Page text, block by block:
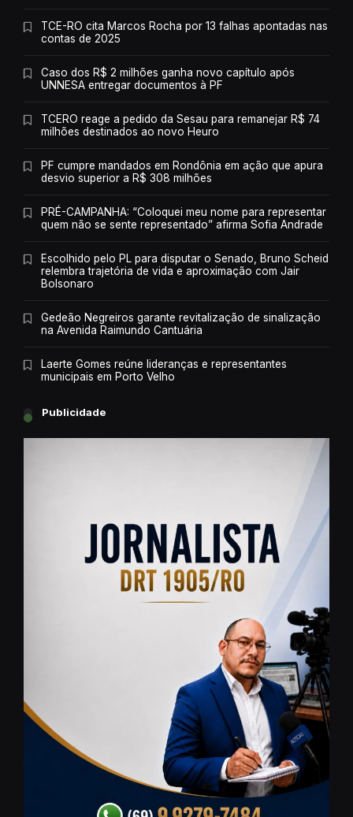
TCE-RO cita Marcos Rocha por 13 falhas apontadas nas
contas de 2025
Caso dos R$ 2 milhões ganha novo capítulo após
UNNESA entregar documentos à PF
TCERO reage a pedido da Sesau para remanejar R$ 74
milhões destinados ao novo Heuro
PF cumpre mandados em Rondônia em ação que apura
desvio superior a R$ 308 milhões
PRÉ-CAMPANHA: “Coloquei meu nome para representar
quem não se sente representado” afirma Sofia Andrade
Escolhido pelo PL para disputar o Senado, Bruno Scheid
relembra trajetória de vida e aproximação com Jair
Bolsonaro
Gedeão Negreiros garante revitalização de sinalização
na Avenida Raimundo Cantuária
Laerte Gomes reúne lideranças e representantes
municipais em Porto Velho
Publicidade